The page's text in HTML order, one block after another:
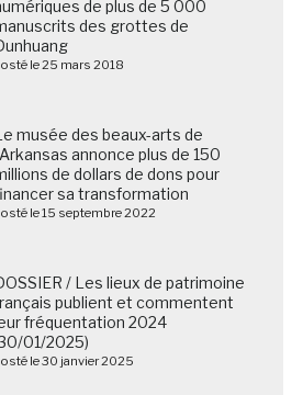
de plus de 5 000
des grottes de
le 25 mars 2018
musée des beaux-arts de
annonce plus de 150
de dollars de dons pour
sa transformation
le 15 septembre 2022
/ Les lieux de patrimoine
publient et commentent
fréquentation 2024
01/2025)
le 30 janvier 2025